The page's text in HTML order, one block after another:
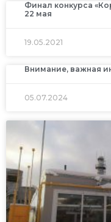
Финал конкурса
22 мая
19.05.2021
Внимание, важная
05.07.2024